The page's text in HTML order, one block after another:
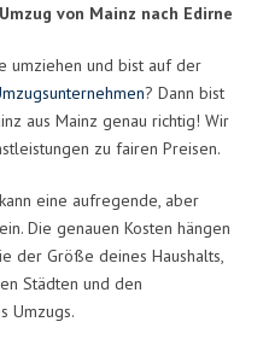
von Mainz nach Edirne
umziehen und bist auf der
? Dann bist
aus Mainz genau richtig! Wir
zu fairen Preisen.
eine aufregende, aber
Die genauen Kosten hängen
der Größe deines Haushalts,
Städten und den
Umzugs.